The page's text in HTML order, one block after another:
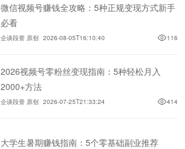
微信视频号赚钱全攻略：5种正规变现方式新手
必看
企谈段誉 原创 2026-08-05T16:10:40 116
2026视频号零粉丝变现指南：5种轻松月入
2000+方法
企谈段誉 原创 2026-07-25T21:33:24 414
大学生暑期赚钱指南：5个零基础副业推荐